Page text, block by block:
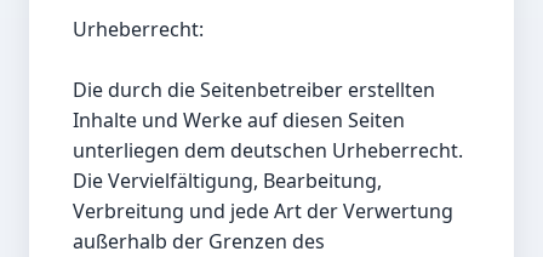
Urheberrecht:
Die durch die Seitenbetreiber erstellten
Inhalte und Werke auf diesen Seiten
unterliegen dem deutschen Urheberrecht.
Die Vervielfältigung, Bearbeitung,
Verbreitung und jede Art der Verwertung
außerhalb der Grenzen des